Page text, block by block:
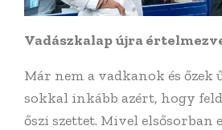
Vadászkalap újra
Már nem a vadkanok és őzek
sokkal inkább azért, hogy
őszi szettet. Mivel elsősorban